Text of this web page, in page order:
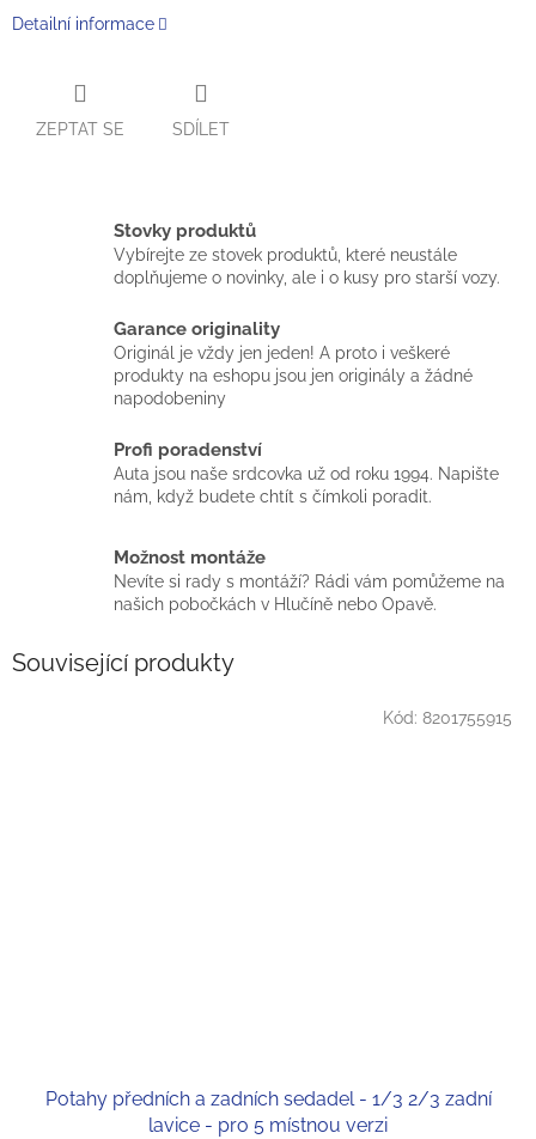
Detailní informace
ZEPTAT SE SDÍLET
Stovky produktů
Vybírejte ze stovek produktů, které neustále
doplňujeme o novinky, ale i o kusy pro starší vozy.
Garance originality
Originál je vždy jen jeden! A proto i veškeré
produkty na eshopu jsou jen originály a žádné
napodobeniny
Profi poradenství
Auta jsou naše srdcovka už od roku 1994. Napište
nám, když budete chtít s čímkoli poradit.
Možnost montáže
Nevíte si rady s montáží? Rádi vám pomůžeme na
našich pobočkách v Hlučíně nebo Opavě.
Související produkty
Potahy předních a zadních sedadel - 1/3 2/3 zadní
lavice - pro 5 místnou verzi
Kód: 8201755915